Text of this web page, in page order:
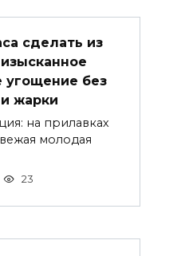
сделать из
угощение без
жарки
на прилавках
молодая
23